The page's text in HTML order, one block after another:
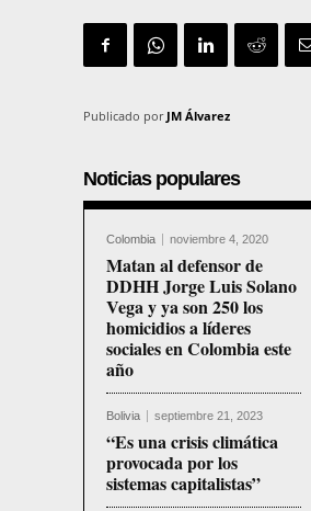
Publicado por JM Álvarez
Noticias populares
Colombia noviembre 4, 2020
Matan al defensor de
DDHH Jorge Luis Solano
Vega y ya son 250 los
homicidios a líderes
sociales en Colombia este
año
Bolivia septiembre 21, 2023
“Es una crisis climática
provocada por los
sistemas capitalistas”